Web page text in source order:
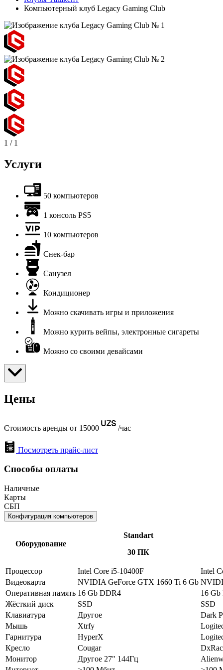
Компьютерный клуб Legacy Gaming Club
1 / 1
Услуги
50 компьютеров
1 консоль PS5
10 компьютеров
Снек-бар
Санузел
Кондиционер
Можно скачивать игры и приложения
Можно курить вейпы, электронные сигареты
Можно со своими девайсами
Цены
Стоимость аренды от 15000 /час
Посмотреть прайс-лист
Способы оплаты
Наличные
Карты
СБП
Конфигурация компьютеров
Оборудование
Standart
30 ПК
Процессор Intel Core i5-10400F
Intel
Видеокарта
NVIDIA GeForce GTX 1660 Ti 6 Gb
Оперативная память 16 Gb DDR4
16
Жёсткий диск
SSD
SSD
Клавиатура
Другое
Dark
Мышь
Xtrfy
Гарнитура
HyperX
Кресло
Cougar
Монитор
Другое 27" 144Гц